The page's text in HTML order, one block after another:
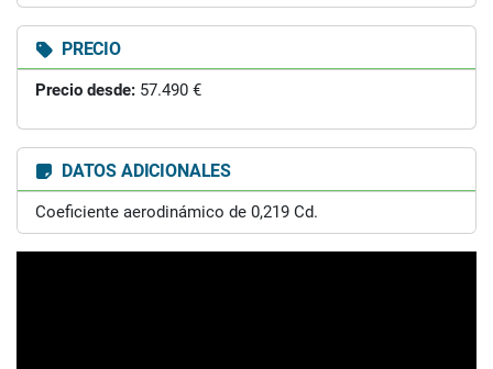
PRECIO
Precio desde: 57.490 €
DATOS ADICIONALES
Coeficiente aerodinámico de 0,219 Cd.